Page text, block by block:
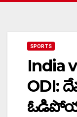
SPORTS
India
ODI: